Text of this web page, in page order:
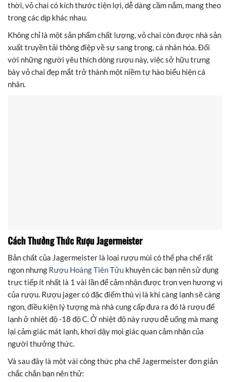
thời, vỏ chai có kích thước tiện lợi, dễ dàng cầm nắm, mang theo
trong các dịp khác nhau.
Không chỉ là một sản phẩm chất lượng, vỏ chai còn được nhà sản
xuất truyền tải thông điệp về sự sang trọng, cá nhân hóa. Đối
với những người yêu thích dòng rượu này, việc sở hữu trưng
bày vỏ chai đẹp mắt trở thành một niềm tự hào biểu hiện cá
nhân.
Cách Thưởng Thức Rượu Jagermeister
Bản chất của Jagermeister là loại rượu mùi có thể pha chế rất
ngon nhưng Rượu Hoàng Tiên Tửu khuyên các bạn nên sử dụng
trực tiếp ít nhất là 1 vài lần để cảm nhận được trọn vẹn hương vị
của rượu. Rượu jager có đặc điểm thú vị là khi càng lạnh sẽ càng
ngon, điều kiện lý tượng mà nhà cung cấp đưa ra đó là rượu để
lạnh ở nhiệt độ -18 độ C. Ở nhiệt độ này rượu dễ uống mà mang
lại cảm giác mát lạnh, khơi dậy mọi giác quan cảm nhận của
người thưởng thức.
Và sau đây là một vài công thức pha chế Jagermeister đơn giản
chắc chắn bạn nên thử: